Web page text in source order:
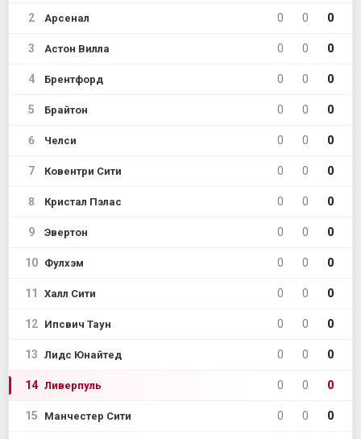
2 Арсенал 0 0 0
3 Астон Вилла 0 0 0
4 Брентфорд 0 0 0
5 Брайтон 0 0 0
6 Челси 0 0 0
7 Ковентри Сити 0 0 0
8 Кристал Пэлас 0 0 0
9 Эвертон 0 0 0
10 Фулхэм 0 0 0
11 Халл Сити 0 0 0
12 Ипсвич Таун 0 0 0
13 Лидс Юнайтед 0 0 0
14 Ливерпуль 0 0 0
15 Манчестер Сити 0 0 0